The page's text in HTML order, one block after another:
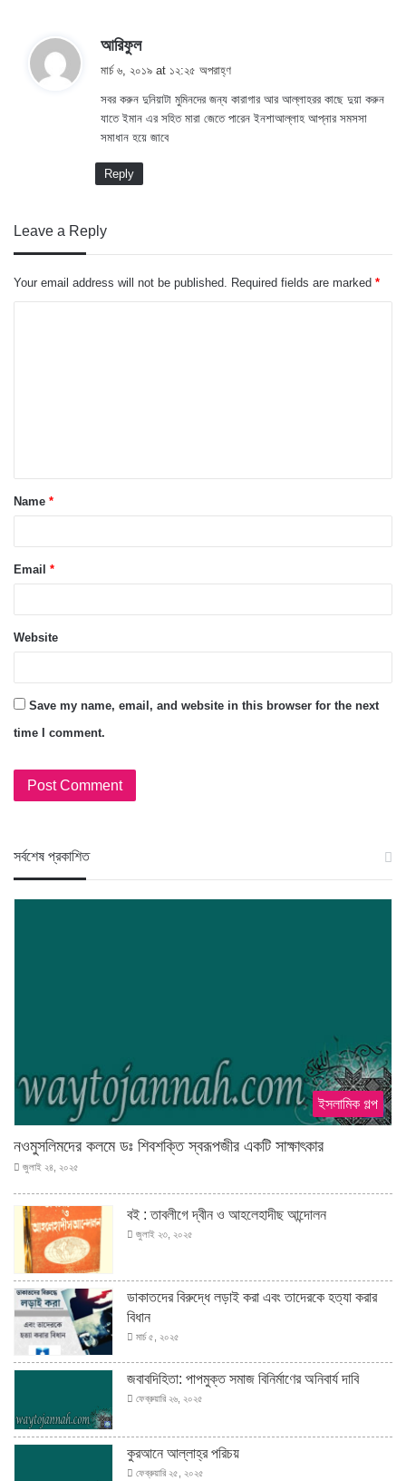
আরিফুলs
s
:
মার্চ ৬, ২০১৯ at ১২:২৫ অপরাহ্ণ
সবর করুন দুনিয়াটা মুমিনদের জন্য কারাগার আর আল্লাহরর কাছে দুয়া করুন
যাতে ইমান এর সহিত মারা জেতে পারেন ইনশাআল্লাহ আপ্নার সমসসা
সমাধান হয়ে জাবে
Reply
Leave a Reply
Your email address will not be published. Required fields are marked *
Name *
Email *
Website
Save my name, email, and website in this browser for the next
time I comment.
স‍র্বশেষ প্রকাশিত
ইসলামিক গল্প
নওমুসলিমদের কলমে ডঃ শিবশক্তি স্বরূপজীর একটি সাক্ষাৎকার
জুলাই ২৪, ২০২৫
বই : তাবলীগে দ্বীন ও আহলেহাদীছ আন্দোলন
জুলাই ২৩, ২০২৫
ডাকাতদের বিরুদ্ধে লড়াই করা এবং তাদেরকে হত্যা করার
বিধান
মার্চ ৫, ২০২৫
জবাবদিহিতা: পাপমুক্ত সমাজ বিনির্মাণের অনিবার্য দাবি
ফেব্রুয়ারি ২৬, ২০২৫
কুরআনে আল্লাহ্‌র পরিচয়
ফেব্রুয়ারি ২৫, ২০২৫